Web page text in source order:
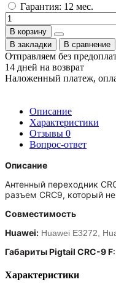
Гарантия: 12 мес.
В корзину
В закладки
В сравнение
Отправляем без
14 дней на возврат
Наложенный платеж,
Описание
Характеристики
Отзывы 0
Вопрос-ответ
Описание
Антенный переходник
разъем CRC9, который
Совместимость
Huawei: Huawei E3272,
Габариты Pigtail CRC-9F
Характеристики